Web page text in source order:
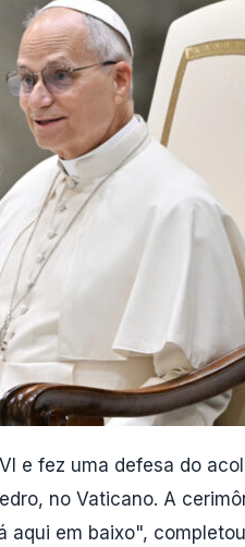
e fez uma defesa do
no Vaticano. A
aqui em baixo",